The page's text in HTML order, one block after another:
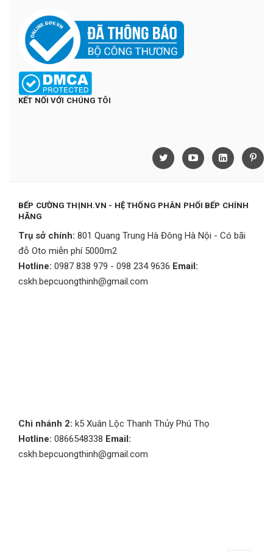
KẾT NỐI VỚI CHÚNG TÔI
BẾP CƯỜNG THỊNH.VN - HỆ THỐNG PHÂN PHỐI BẾP CHÍNH
HÃNG
Trụ sở chính: 801 Quang Trung Hà Đông Hà Nội - Có bãi
đỗ Oto miễn phí 5000m2
Hotline: 0987 838 979 - 098 234 9636 Email:
cskh.bepcuongthinh@gmail.com
Chi nhánh 2: k5 Xuân Lộc Thanh Thủy Phú Thọ
Hotline: 0866548338 Email:
cskh.bepcuongthinh@gmail.com